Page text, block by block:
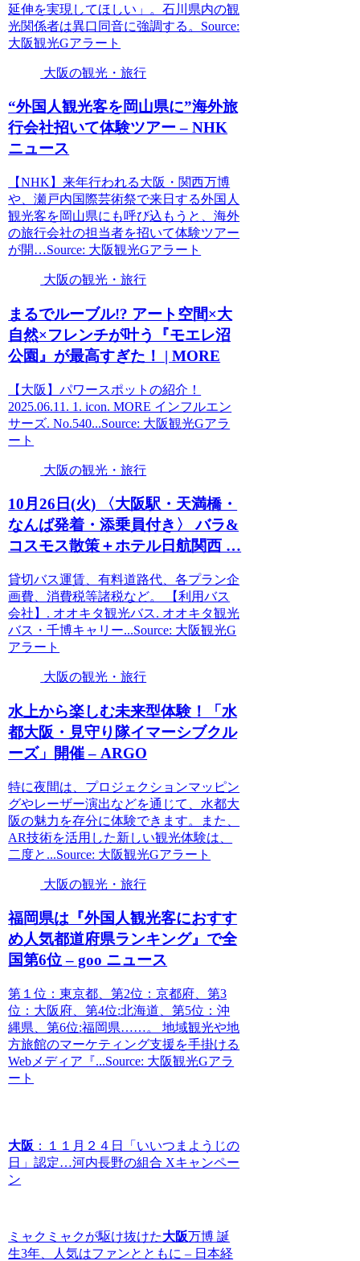
延伸を実現してほしい」。石川県内の観
光関係者は異口同音に強調する。Source:
大阪観光Gアラート
大阪の観光・旅行
“外国人観光客を岡山県に”海外旅
行会社招いて体験ツアー – NHK
ニュース
【NHK】来年行われる大阪・関西万博
や、瀬戸内国際芸術祭で来日する外国人
観光客を岡山県にも呼び込もうと、海外
の旅行会社の担当者を招いて体験ツアー
が開…Source: 大阪観光Gアラート
大阪の観光・旅行
まるでルーブル!? アート空間×大
自然×フレンチが叶う『モエレ沼
公園』が最高すぎた！ | MORE
【大阪】パワースポットの紹介！
2025.06.11. 1. icon. MORE インフルエン
サーズ. No.540...Source: 大阪観光Gアラ
ート
大阪の観光・旅行
10月26日(火) 〈大阪駅・天満橋・
なんば発着・添乗員付き〉 バラ&
コスモス散策＋ホテル日航関西 …
貸切バス運賃、有料道路代、各プラン企
画費、消費税等諸税など。 【利用バス
会社】. オオキタ観光バス. オオキタ観光
バス・千博キャリー...Source: 大阪観光G
アラート
大阪の観光・旅行
水上から楽しむ未来型体験！「水
都大阪 ・見守り隊イマーシブクル
ーズ」開催 – ARGO
特に夜間は、プロジェクションマッピン
グやレーザー演出などを通じて、水都大
阪の魅力を存分に体験できます。また、
AR技術を活用した新しい観光体験は、
二度と...Source: 大阪観光Gアラート
大阪の観光・旅行
福岡県は『外国人観光客におすす
め人気都道府県ランキング』で全
国第6位 – goo ニュース
第１位：東京都、第2位：京都府、第3
位：大阪府、第4位:北海道、第5位：沖
縄県、第6位:福岡県……。 地域観光や地
方旅館のマーケティング支援を手掛ける
Webメディア『...Source: 大阪観光Gアラ
ート
大阪 ：１１月２４日「いいつまようじの
日」認定…河内長野の組合 Xキャンペー
ン
ミャクミャクが駆け抜けた大阪万博 誕
生3年、人気はファンとともに – 日本経